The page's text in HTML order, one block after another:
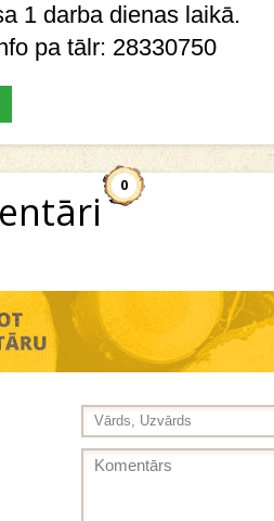
1 darba dienas laikā.
pa tālr: 28330750
0